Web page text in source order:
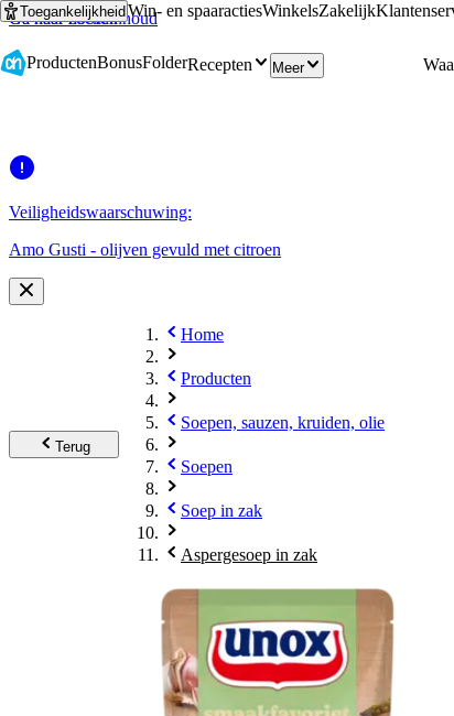
Ga naar hoofdinhoud
Ga naar zoeken
ToegankelijkheidWin- en spaaractiesWinkelsZakelijk
ProductenBonusFolderRecepten Meer
Veiligheidswaarschuwing:
Amo Gusti - olijven gevuld met citroen
Terug
Home
Producten
Soepen, sauzen, kruiden, olie
Soepen
Soep in zak
Aspergesoep in zak